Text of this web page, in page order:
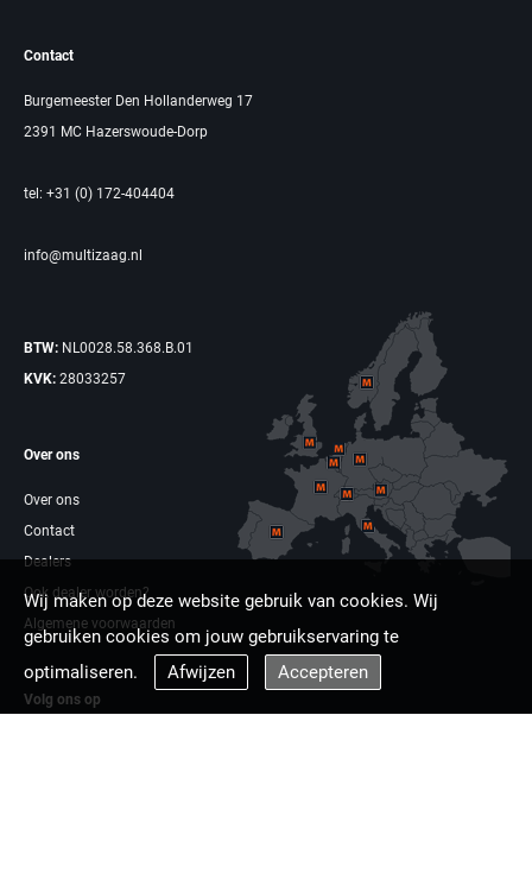
Contact
Burgemeester Den Hollanderweg 17
2391 MC Hazerswoude-Dorp
tel: +31 (0) 172-404404
info@multizaag.nl
BTW: NL0028.58.368.B.01
KVK: 28033257
Over ons
Over ons
Contact
Dealers
Ook dealer worden?
Algemene voorwaarden
Volg ons op
Wij maken op deze website gebruik van cookies. Wij
gebruiken cookies om jouw gebruikservaring te
optimaliseren.
Afwijzen Accepteren